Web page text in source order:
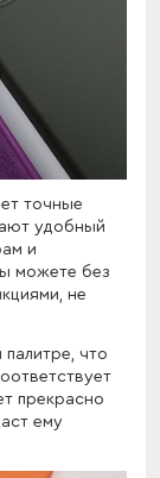
точные
удобный
и
можете без
не
что
прекрасно
ему